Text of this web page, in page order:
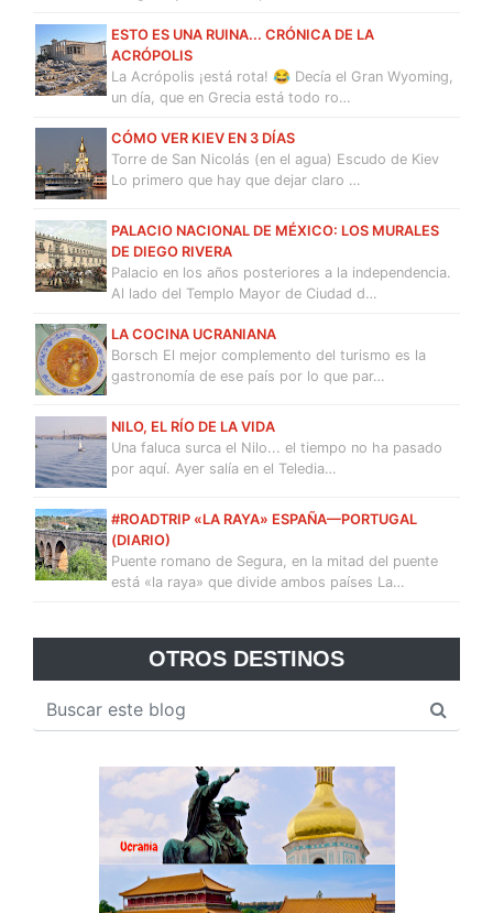
ESTO ES UNA RUINA... CRÓNICA DE LA
ACRÓPOLIS
La Acrópolis ¡está rota! 😂 Decía el Gran Wyoming,
un día, que en Grecia está todo ro…
CÓMO VER KIEV EN 3 DÍAS
Torre de San Nicolás (en el agua) Escudo de Kiev
Lo primero que hay que dejar claro …
PALACIO NACIONAL DE MÉXICO: LOS MURALES
DE DIEGO RIVERA
Palacio en los años posteriores a la independencia.
Al lado del Templo Mayor de Ciudad d…
LA COCINA UCRANIANA
Borsch El mejor complemento del turismo es la
gastronomía de ese país por lo que par…
NILO, EL RÍO DE LA VIDA
Una faluca surca el Nilo... el tiempo no ha pasado
por aquí. Ayer salía en el Teledia…
#ROADTRIP «LA RAYA» ESPAÑA—PORTUGAL
(DIARIO)
Puente romano de Segura, en la mitad del puente
está «la raya» que divide ambos países La…
OTROS DESTINOS